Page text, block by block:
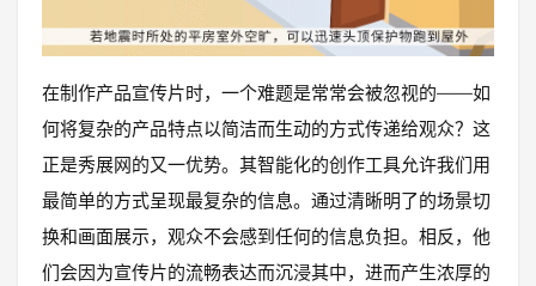
在制作产品宣传片时，一个难题是常常会被忽视的——如
何将复杂的产品特点以简洁而生动的方式传递给观众？这
正是秀展网的又一优势。其智能化的创作工具允许我们用
最简单的方式呈现最复杂的信息。通过清晰明了的场景切
换和画面展示，观众不会感到任何的信息负担。相反，他
们会因为宣传片的流畅表达而沉浸其中，进而产生浓厚的